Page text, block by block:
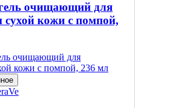
очищающий для
сухой кожи с помпой,